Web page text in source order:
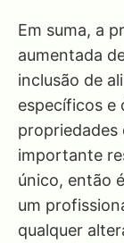
Em suma, a
aumentada
inclusão de
específicos e
propriedades
importante
único, então
um
qualquer